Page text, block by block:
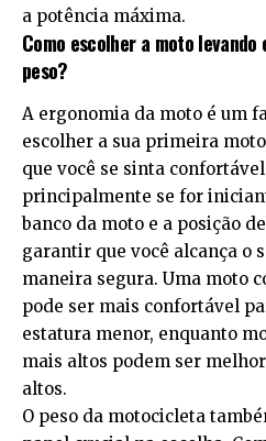
a potência máxima.
Como escolher a moto
peso?
A ergonomia da moto é um
escolher a sua primeira
que você se sinta
principalmente se for
banco da moto e a posição
garantir que você alcança o
maneira segura. Uma moto
pode ser mais confortável
estatura menor, enquanto
mais altos podem ser
altos.
O peso da motocicleta